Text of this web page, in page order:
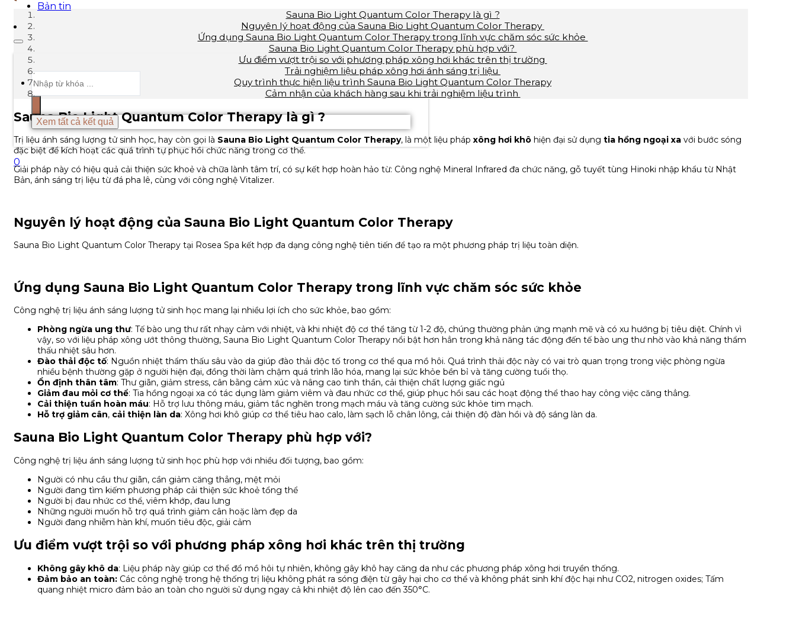
Bản tin
Search
...
Xem tất cả kết quả
0
Sauna Bio Light Quantum Color Therapy là gì ?
Nguyên lý hoạt động của Sauna Bio Light Quantum Color Therapy
Ứng dụng Sauna Bio Light Quantum Color Therapy trong lĩnh vực chăm sóc sức khỏe
Sauna Bio Light Quantum Color Therapy phù hợp với?
Ưu điểm vượt trội so với phương pháp xông hơi khác trên thị trường
Trải nghiệm liệu pháp xông hơi ánh sáng trị liệu
Quy trình thực hiện liệu trình Sauna Bio Light Quantum Color Therapy
Cảm nhận của khách hàng sau khi trải nghiệm liệu trình
Sauna Bio Light Quantum Color Therapy là gì ?
Trị liệu ánh sáng lượng tử sinh học, hay còn gọi là Sauna Bio Light Quantum Color Therapy, là một liệu pháp xông hơi khô hiện đại sử dụng tia hồng ngoại xa với bước sóng
đặc biệt để kích hoạt các quá trình tự phục hồi chức năng trong cơ thể.
Giải pháp này có hiệu quả cải thiện sức khoẻ và chữa lành tâm trí, có sự kết hợp hoàn hảo từ: Công nghệ Mineral Infrared đa chức năng, gỗ tuyết tùng Hinoki nhập khẩu từ Nhật
Bản, ánh sáng trị liệu từ đá pha lê, cùng với công nghệ Vitalizer.
Nguyên lý hoạt động của Sauna Bio Light Quantum Color Therapy
Sauna Bio Light Quantum Color Therapy tại Rosea Spa kết hợp đa dạng công nghệ tiên tiến để tạo ra một phương pháp trị liệu toàn diện.
Ứng dụng Sauna Bio Light Quantum Color Therapy trong lĩnh vực chăm sóc sức khỏe
Công nghệ trị liệu ánh sáng lượng tử sinh học mang lại nhiều lợi ích cho sức khỏe, bao gồm:
Phòng ngừa ung thư: Tế bào ung thư rất nhạy cảm với nhiệt, và khi nhiệt độ cơ thể tăng từ 1-2 độ, chúng thường phản ứng mạnh mẽ và có xu hướng bị tiêu diệt. Chính vì
vậy, so với liệu pháp xông ướt thông thường, Sauna Bio Light Quantum Color Therapy nổi bật hơn hẳn trong khả năng tác động đến tế bào ung thư nhờ vào khả năng thẩm
thấu nhiệt sâu hơn.
Đào thải độc tố: Nguồn nhiệt thẩm thấu sâu vào da giúp đào thải độc tố trong cơ thể qua mồ hôi. Quá trình thải độc này có vai trò quan trọng trong việc phòng ngừa
nhiều bệnh thường gặp ở người hiện đại, đồng thời làm chậm quá trình lão hóa, mang lại sức khỏe bền bỉ và tăng cường tuổi thọ.
Ổn định thân tâm: Thư giãn, giảm stress, cân bằng cảm xúc và nâng cao tinh thần, cải thiện chất lượng giấc ngủ
Giảm đau mỏi cơ thể: Tia hồng ngoại xa có tác dụng làm giảm viêm và đau nhức cơ thể, giúp phục hồi sau các hoạt động thể thao hay công việc căng thẳng.
Cải thiện tuần hoàn máu: Hỗ trợ lưu thông máu, giảm tắc nghẽn trong mạch máu và tăng cường sức khỏe tim mạch.
Hỗ trợ giảm cân, cải thiện làn da: Xông hơi khô giúp cơ thể tiêu hao calo, làm sạch lỗ chân lông, cải thiện độ đàn hồi và độ sáng làn da.
Sauna Bio Light Quantum Color Therapy phù hợp với?
Công nghệ trị liệu ánh sáng lượng tử sinh học phù hợp với nhiều đối tượng, bao gồm:
Người có nhu cầu thư giãn, cần giảm căng thẳng, mệt mỏi
Người đang tìm kiếm phương pháp cải thiện sức khoẻ tổng thể
Người bị đau nhức cơ thể, viêm khớp, đau lưng
Những người muốn hỗ trợ quá trình giảm cân hoặc làm đẹp da
Người đang nhiễm hàn khí, muốn tiêu độc, giải cảm
Ưu điểm vượt trội so với phương pháp xông hơi khác trên thị trường
Không gây khô da: Liệu pháp này giúp cơ thể đổ mồ hôi tự nhiên, không gây khô hay căng da như các phương pháp xông hơi truyền thống.
Đảm bảo an toàn: Các công nghệ trong hệ thống trị liệu không phát ra sóng điện từ gây hại cho cơ thể và không phát sinh khí độc hại như CO2, nitrogen oxides; Tấm
quang nhiệt micro đảm bảo an toàn cho người sử dụng ngay cả khi nhiệt độ lên cao đến 350°C.